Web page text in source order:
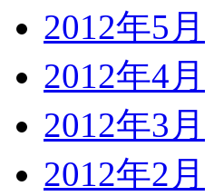
2012年5月
2012年4月
2012年3月
2012年2月